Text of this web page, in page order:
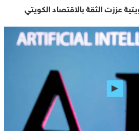
عززت الثقة بالاقتصاد الكويتي